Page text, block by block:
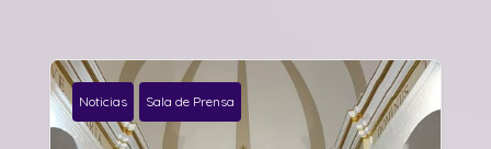
Noticias Sala de Prensa